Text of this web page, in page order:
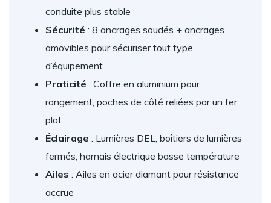
conduite plus stable
Sécurité : 8 ancrages soudés + ancrages
amovibles pour sécuriser tout type
d’équipement
Praticité : Coffre en aluminium pour
rangement, poches de côté reliées par un fer
plat
Éclairage : Lumières DEL, boîtiers de lumières
fermés, harnais électrique basse température
Ailes : Ailes en acier diamant pour résistance
accrue